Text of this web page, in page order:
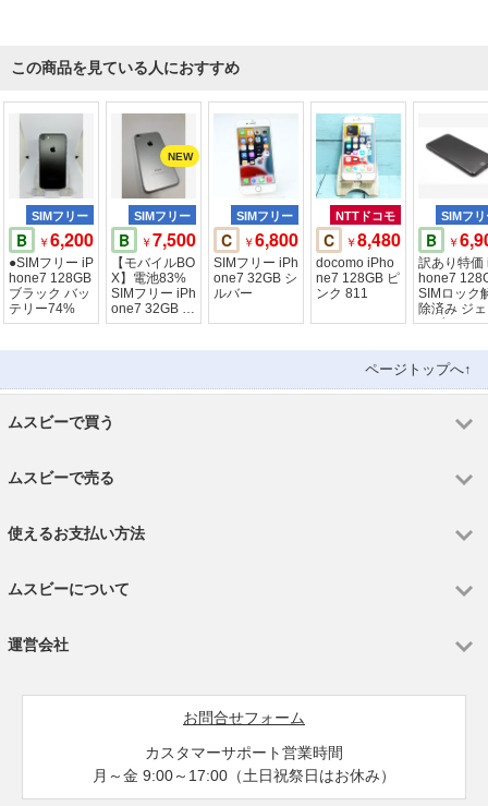
この商品を見ている人におすすめ
SIMフリー
B ￥6,200
●SIMフリー iP
hone7 128GB
ブラック バッ
テリー74%
SIMフリー
B ￥7,500
【モバイルBO
X】電池83%
SIMフリー iPh
one7 32GB シ
ルバー
SIMフリー
C ￥6,800
SIMフリー iPh
one7 32GB シ
ルバー
NTTドコモ
C ￥8,480
docomo iPho
ne7 128GB ピ
ンク 811
SIMフリ
B ￥
訳あり特価
hone7
SIMロック
除済み ジ
トブラック
ページトップへ↑
ムスビーで買う
ムスビーで売る
使えるお支払い方法
ムスビーについて
運営会社
お問合せフォーム
カスタマーサポート営業時間
月～金 9:00～17:00（土日祝祭日はお休み）